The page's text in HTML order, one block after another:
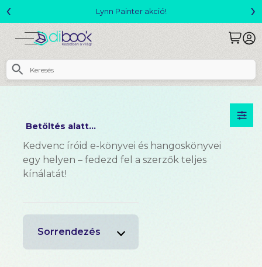
Lynn Painter akció!
‹ ›
Betöltés alatt...
Kedvenc íróid e-könyvei és hangoskönyvei
egy helyen – fedezd fel a szerzők teljes
kínálatát!
Sorrendezés